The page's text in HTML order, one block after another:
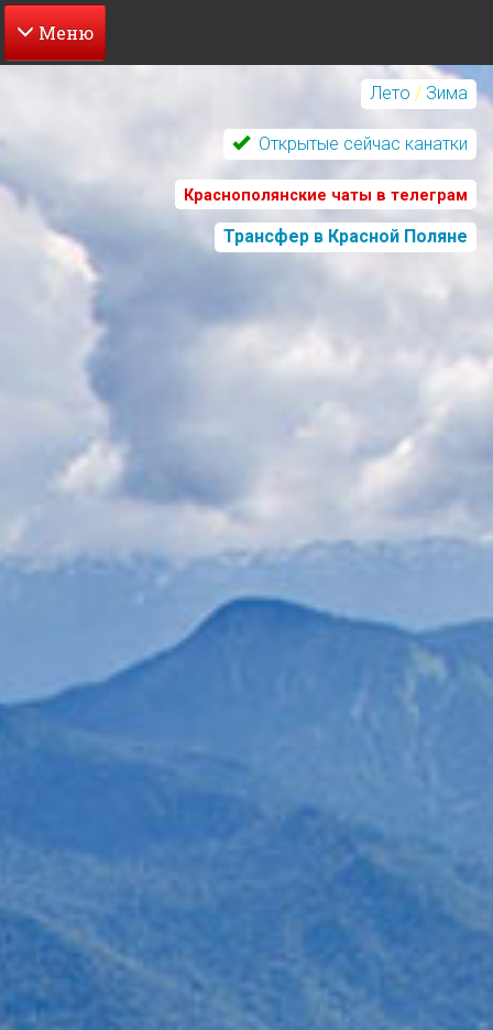
Перейти
содержанию
Лето / Зима
Открытые сейчас канатки
Краснополянские чаты в телеграм
Трансфер в Красной Поляне